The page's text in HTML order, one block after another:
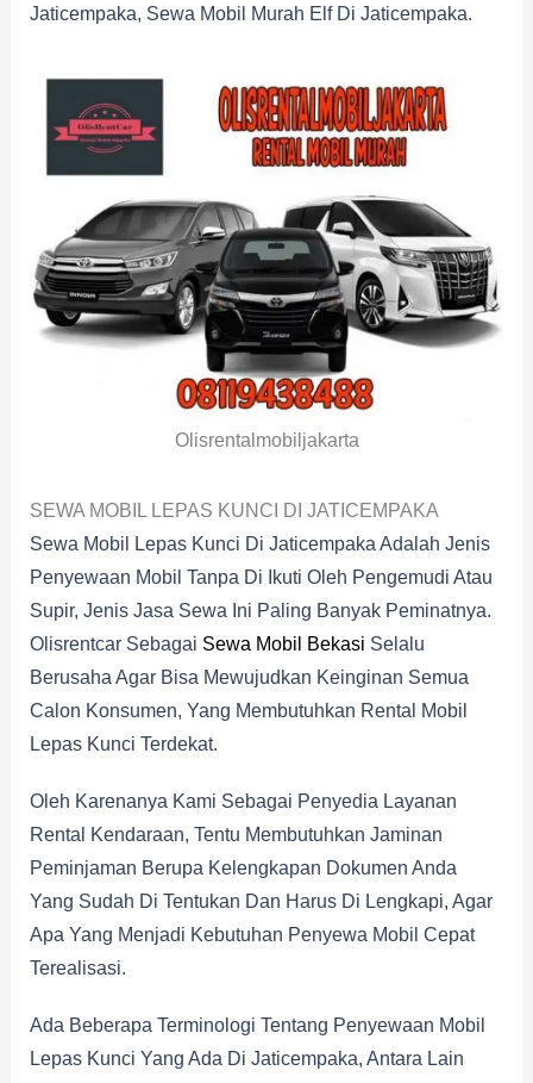
Jaticempaka, Sewa Mobil Murah Elf Di Jaticempaka.
Olisrentalmobiljakarta
SEWA MOBIL LEPAS KUNCI DI JATICEMPAKA
Sewa Mobil Lepas Kunci Di Jaticempaka Adalah Jenis
Penyewaan Mobil Tanpa Di Ikuti Oleh Pengemudi Atau
Supir, Jenis Jasa Sewa Ini Paling Banyak Peminatnya.
Olisrentcar Sebagai Sewa Mobil Bekasi Selalu
Berusaha Agar Bisa Mewujudkan Keinginan Semua
Calon Konsumen, Yang Membutuhkan Rental Mobil
Lepas Kunci Terdekat.
Oleh Karenanya Kami Sebagai Penyedia Layanan
Rental Kendaraan, Tentu Membutuhkan Jaminan
Peminjaman Berupa Kelengkapan Dokumen Anda
Yang Sudah Di Tentukan Dan Harus Di Lengkapi, Agar
Apa Yang Menjadi Kebutuhan Penyewa Mobil Cepat
Terealisasi.
Ada Beberapa Terminologi Tentang Penyewaan Mobil
Lepas Kunci Yang Ada Di Jaticempaka, Antara Lain